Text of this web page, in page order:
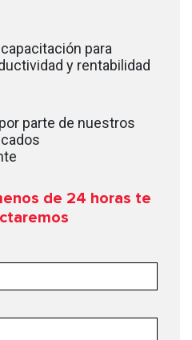
para
y rentabilidad
parte de nuestros
de 24 horas te